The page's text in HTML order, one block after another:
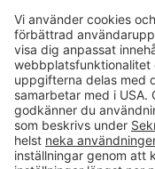
Kontakt
info@gerdmans.se
0433-740 80
Kundservice